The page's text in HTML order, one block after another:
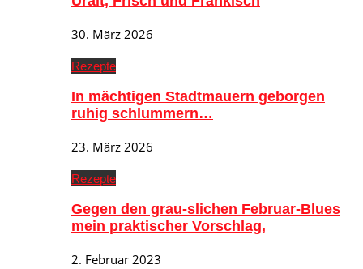
30. März 2026
Rezepte
In mächtigen Stadtmauern geborgen
ruhig schlummern…
23. März 2026
Rezepte
Gegen den grau-slichen Februar-Blues
mein praktischer Vorschlag,
2. Februar 2023